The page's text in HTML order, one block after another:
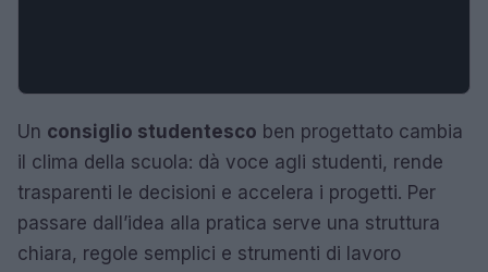
Un consiglio studentesco ben progettato cambia
il clima della scuola: dà voce agli studenti, rende
trasparenti le decisioni e accelera i progetti. Per
passare dall’idea alla pratica serve una struttura
chiara, regole semplici e strumenti di lavoro